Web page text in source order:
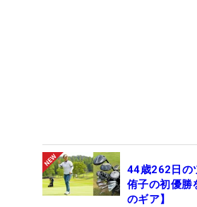
44歳262日の
侑子の初優勝
のギア】